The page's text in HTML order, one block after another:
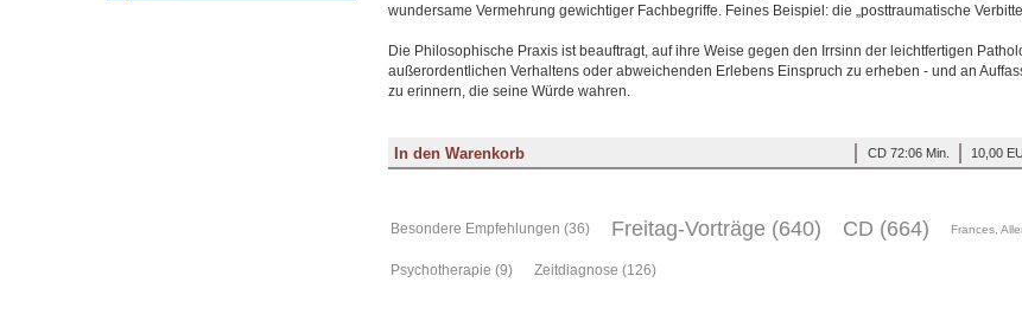
wundersame Vermehrung gewichtiger Fachbegriffe. Feines Beispiel: die „posttraumatische
Die Philosophische Praxis ist beauftragt, auf ihre Weise gegen den Irrsinn der leichtfertigen
außerordentlichen Verhaltens oder abweichenden Erlebens Einspruch zu erheben - und an
zu erinnern, die seine Würde wahren.
10,00
CD 72:06 Min.
Besondere Empfehlungen (36) Freitag-Vorträge (640) CD (664) Frances,
Psychotherapie (9) Zeitdiagnose (126)